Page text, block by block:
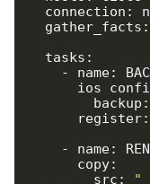
        src:
"